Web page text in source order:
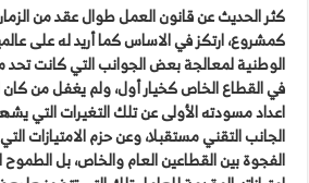
كثر الحديث عن قانون العمل طوال عقد من
كمشروع، ارتكز في الاساس كما أريد له على
الوطنية لمعالجة بعض الجوانب التي كانت تحد
في القطاع الخاص كخيار أول، ولم يغفل من
اعداد مسودته الأولى عن تلك التغيرات التي
الجانب التقني مستقبلا، وعن حزم الامتيازات
الفجوة بين القطاعين العام والخاص، بل